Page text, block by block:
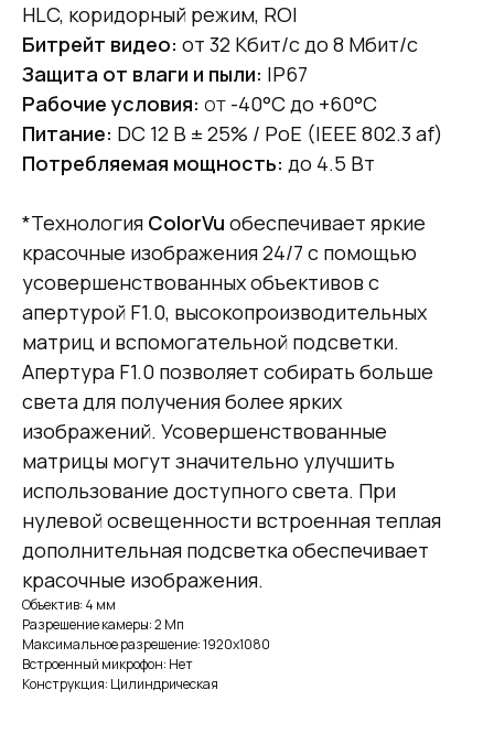
HLC, коридорный режим, ROI
Битрейт видео: от 32 Кбит/с до 8 Мбит/с
Защита от влаги и пыли: IP67
Рабочие условия: от -40°C до +60°C
Питание: DC 12 В ± 25% / PoE (IEEE 802.3 af)
Потребляемая мощность: до 4.5 Вт
*Технология ColorVu обеспечивает яркие
красочные изображения 24/7 с помощью
усовершенствованных объективов с
апертурой F1.0, высокопроизводительных
матриц и вспомогательной подсветки.
Апертура F1.0 позволяет собирать больше
света для получения более ярких
изображений. Усовершенствованные
матрицы могут значительно улучшить
использование доступного света. При
нулевой освещенности встроенная теплая
дополнительная подсветка обеспечивает
красочные изображения.
Объектив: 4 мм
Разрешение камеры: 2 Мп
Максимальное разрешение: 1920x1080
Встроенный микрофон: Нет
Конструкция: Цилиндрическая